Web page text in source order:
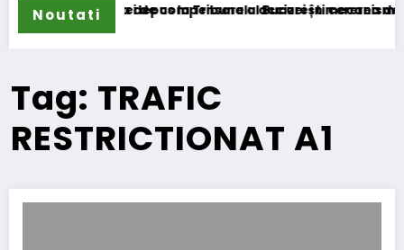
Noutati
schemei de compensare a accizei în mecanism
STB a depus la Tribunalul București cererea
Tag: TRAFIC
RESTRICTIONAT A1